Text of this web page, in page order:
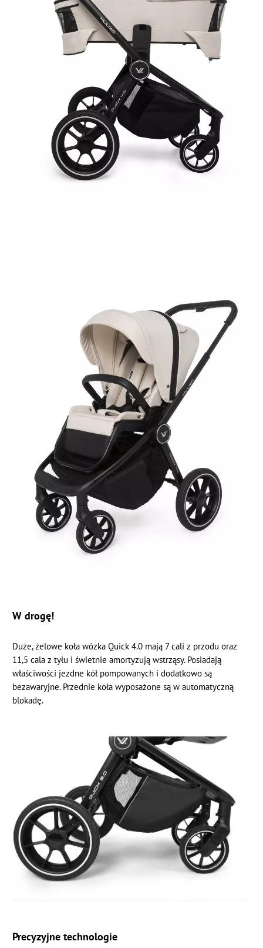
W drogę!
Duże, żelowe koła wózka Quick 4.0 mają 7 cali z przodu oraz
11,5 cala z tyłu i świetnie amortyzują wstrząsy. Posiadają
właściwości jezdne kół pompowanych i dodatkowo są
bezawaryjne. Przednie koła wyposażone są w automatyczną
blokadę.
Precyzyjne technologie